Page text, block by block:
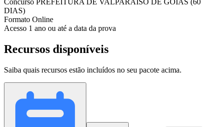
DIAS)
Formato Online
Acesso 1 ano ou até a data da prova
Recursos disponíveis
Saiba quais recursos estão incluídos no seu pacote acima.